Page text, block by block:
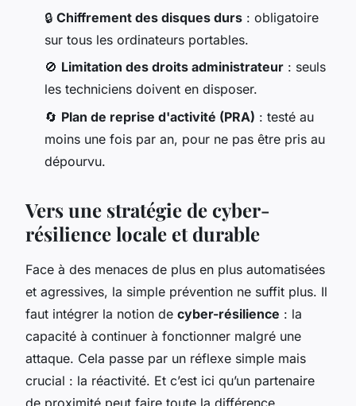
🔒 Chiffrement des disques durs : obligatoire
sur tous les ordinateurs portables.
🚫 Limitation des droits administrateur : seuls
les techniciens doivent en disposer.
🔄 Plan de reprise d'activité (PRA) : testé au
moins une fois par an, pour ne pas être pris au
dépourvu.
Vers une stratégie de cyber-
résilience locale et durable
Face à des menaces de plus en plus automatisées
et agressives, la simple prévention ne suffit plus. Il
faut intégrer la notion de cyber-résilience : la
capacité à continuer à fonctionner malgré une
attaque. Cela passe par un réflexe simple mais
crucial : la réactivité. Et c’est ici qu’un partenaire
de proximité peut faire toute la différence.